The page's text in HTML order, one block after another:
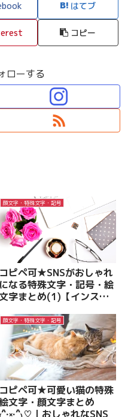
はてブ
コピー
ローする
顔文字・特殊文字・記号
コピペ可★SNSがおしゃれ
になる特殊文字・記号・絵
文字まとめ(1)【インスタ
顔文字・特殊文字・記号
コピペ可★可愛い猫の特殊
文字・顔文字まとめ
₍˄·͈༝·͈˄₎♡｜おしゃれなSNS